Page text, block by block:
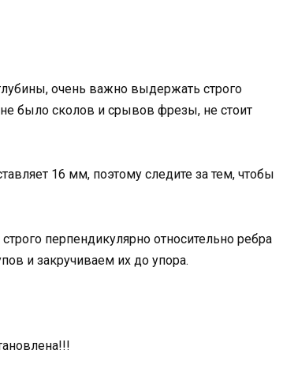
очень важно выдержать строго
было сколов и срывов фрезы, не стоит
16 мм, поэтому следите за тем, чтобы
перпендикулярно относительно ребра
и закручиваем их до упора.